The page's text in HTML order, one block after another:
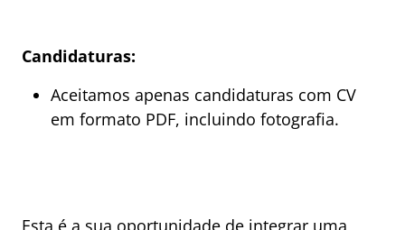
Candidaturas:
Aceitamos apenas candidaturas com CV
em formato PDF, incluindo fotografia.
Esta é a sua oportunidade de integrar uma